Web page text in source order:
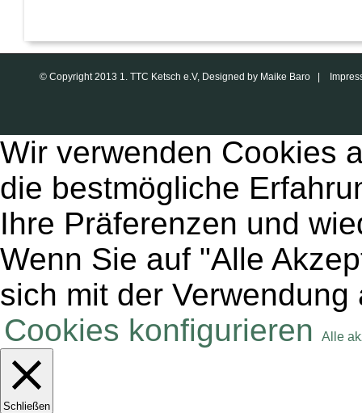
© Copyright 2013 1. TTC Ketsch e.V, Designed by Maike Baro |
Wir verwenden Cookies
die bestmögliche
Ihre Präferenzen und
Wenn Sie auf "Alle
sich mit der
Cookies konfigurieren
Alle
Schließen